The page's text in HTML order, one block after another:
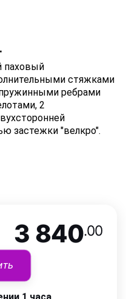
паховый
стяжками
ребрами
2
застежки "велкро".
3 840.00